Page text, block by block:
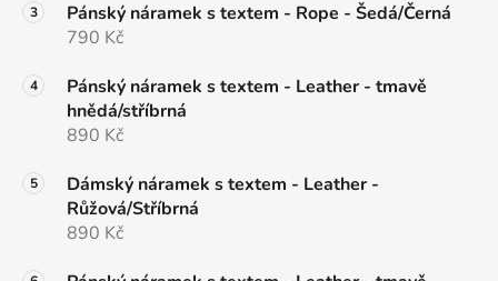
Pánský náramek s textem - Rope - Šedá/Černá
790 Kč
Pánský náramek s textem - Leather - tmavě
hnědá/stříbrná
890 Kč
Dámský náramek s textem - Leather -
Růžová/Stříbrná
890 Kč